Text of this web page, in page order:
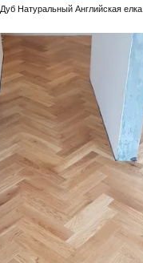
Дуб Натуральный Английская елка